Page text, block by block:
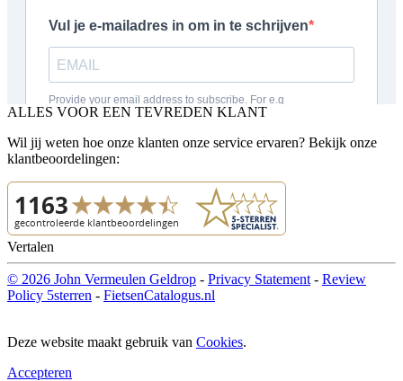
ALLES VOOR EEN TEVREDEN KLANT
Wil jij weten hoe onze klanten onze service ervaren? Bekijk onze
klantbeoordelingen:
Vertalen
© 2026 John Vermeulen Geldrop - Privacy Statement - Review
Policy 5sterren - FietsenCatalogus.nl
Deze website maakt gebruik van Cookies.
Accepteren